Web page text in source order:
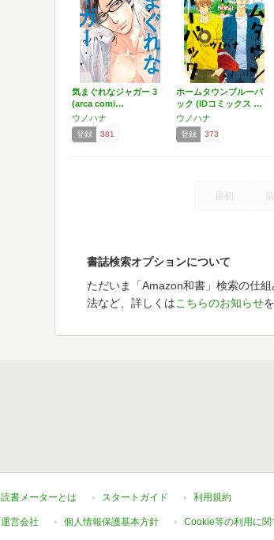
気まぐれなジャガー 3
(arca comi…
ウノハナ
登録 381
ホームタウンブルーバ
ック (IDコミックス …
ウノハナ
登録 373
最初 前
書誌検索オプションについて
ただいま「Amazon和書」検索の仕
法など、詳しくはこちらのお知らせ
読書メーターとは スタートガイド 利用規約
運営会社 個人情報保護基本方針 Cookie等の利用に関